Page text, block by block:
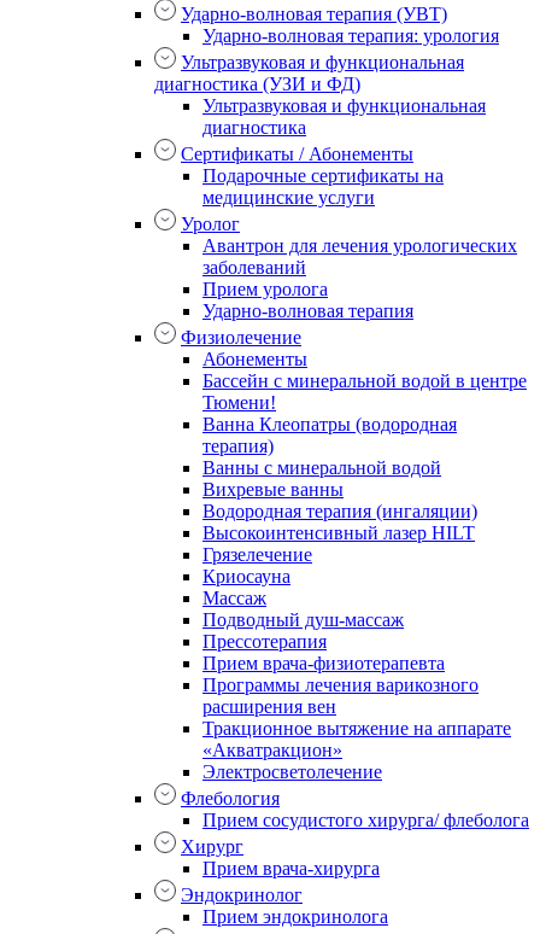
Ударно-волновая терапия (УВТ)
Ударно-волновая терапия: урология
Ультразвуковая и функциональная
диагностика (УЗИ и ФД)
Ультразвуковая и функциональная
диагностика
Сертификаты / Абонементы
Подарочные сертификаты на
медицинские услуги
Уролог
Авантрон для лечения урологических
заболеваний
Прием уролога
Ударно-волновая терапия
Физиолечение
Абонементы
Бассейн с минеральной водой в центре
Тюмени!
Ванна Клеопатры (водородная
терапия)
Ванны с минеральной водой
Вихревые ванны
Водородная терапия (ингаляции)
Высокоинтенсивный лазер HILT
Грязелечение
Криосауна
Массаж
Подводный душ-массаж
Прессотерапия
Прием врача-физиотерапевта
Программы лечения варикозного
расширения вен
Тракционное вытяжение на аппарате
«Акватракцион»
Электросветолечение
Флебология
Прием сосудистого хирурга/ флеболога
Хирург
Прием врача-хирурга
Эндокринолог
Прием эндокринолога